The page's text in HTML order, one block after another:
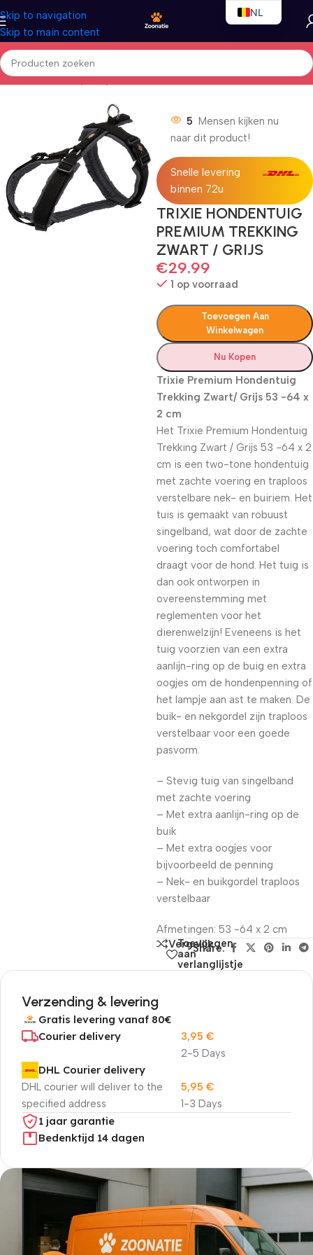
Skip to navigation
Skip to main content
Home/Honden/Nylon lijnen
5 Mensen kijken nu
naar dit product!
Snelle levering
binnen 72u
TRIXIE HONDENTUIG
PREMIUM TREKKING
ZWART / GRIJS
€29.99
1 op voorraad
Toevoegen Aan
Winkelwagen
Nu Kopen
Trixie Premium Hondentuig
Trekking Zwart/ Grijs 53 -64 x
2 cm
Het Trixie Premium Hondentuig
Trekking Zwart / Grijs 53 -64 x 2
cm is een two-tone hondentuig
met zachte voering en traploos
verstelbare nek- en buiriem. Het
tuis is gemaakt van robuust
singelband, wat door de zachte
voering toch comfortabel
draagt voor de hond. Het tuig is
dan ook ontworpen in
overeenstemming met
reglementen voor het
dierenwelzijn! Eveneens is het
tuig voorzien van een extra
aanlijn-ring op de buig en extra
oogjes om de hondenpenning of
het lampje aan ast te maken. De
buik- en nekgordel zijn traploos
verstelbaar voor een goede
pasvorm.
– Stevig tuig van singelband
met zachte voering
– Met extra aanlijn-ring op de
buik
– Met extra oogjes voor
bijvoorbeeld de penning
– Nek- en buikgordel traploos
verstelbaar
Afmetingen: 53 -64 x 2 cm
Vergelijk
Toevoegen
aan
verlanglijstje
Share:
Verzending & levering
Gratis levering vanaf 80€
Courier delivery
2-5 Days
3,95 €
DHL Courier delivery
DHL courier will deliver to the
specified address
1-3 Days
5,95 €
1 jaar garantie
Bedenktijd 14 dagen
NL